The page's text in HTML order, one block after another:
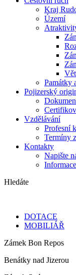
Kraj
Území
Památky
Pojizerský
Vzdělávání
Profesní
Termíny
Kontakty
Napište
Hledáte
DOTACE
MOBILIÁŘ
Zámek Bon Repos
Benátky nad Jizerou